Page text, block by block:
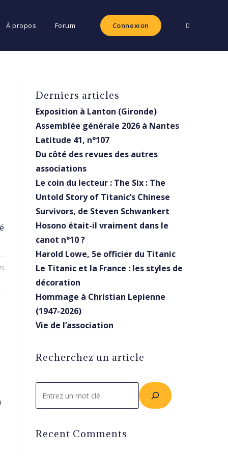
À propos Forum Connexion Toggle
Derniers articles
Exposition à Lanton (Gironde)
Assemblée générale 2026 à Nantes
Latitude 41, n°107
Du côté des revues des autres
associations
Le coin du lecteur : The Six : The
Untold Story of Titanic’s Chinese
Survivors, de Steven Schwankert
Hosono était-il vraiment dans le
canot n°10 ?
Harold Lowe, 5e officier du Titanic
Le Titanic et la France : les styles de
décoration
Hommage à Christian Lepienne
(1947-2026)
Vie de l’association
Recherchez un article
Recent Comments